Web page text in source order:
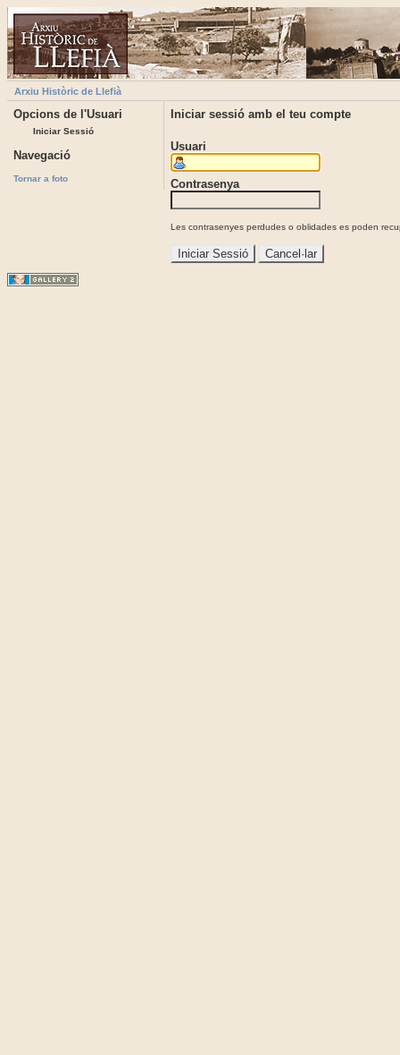
Arxiu Històric de Llefià
Opcions de l'Usuari
Iniciar Sessió
Navegació
Tornar a foto
Iniciar sessió amb el teu compte
Usuari
Contrasenya
Les contrasenyes perdudes o oblidades es poden